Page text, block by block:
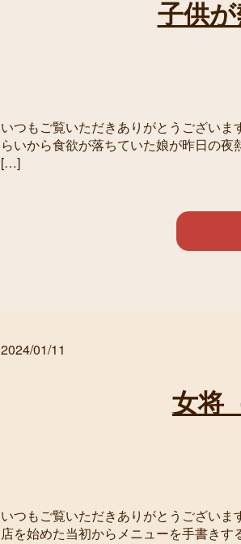
子供
いつもご覧いただきありがとうございま
らいから食欲が落ちていた娘が昨日の
[…]
2024/01/11
女将
いつもご覧いただきありがとうござい
店を始めた当初からメニューを手書き